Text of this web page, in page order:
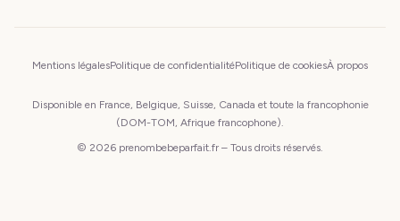
Mentions légalesPolitique de confidentialitéPolitique de cookiesÀ propos
Disponible en France, Belgique, Suisse, Canada et toute la francophonie
(DOM-TOM, Afrique francophone).
© 2026 prenombebeparfait.fr – Tous droits réservés.